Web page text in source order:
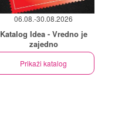
06.08.-30.08.2026
Katalog Idea - Vredno je
zajedno
Prikaži katalog